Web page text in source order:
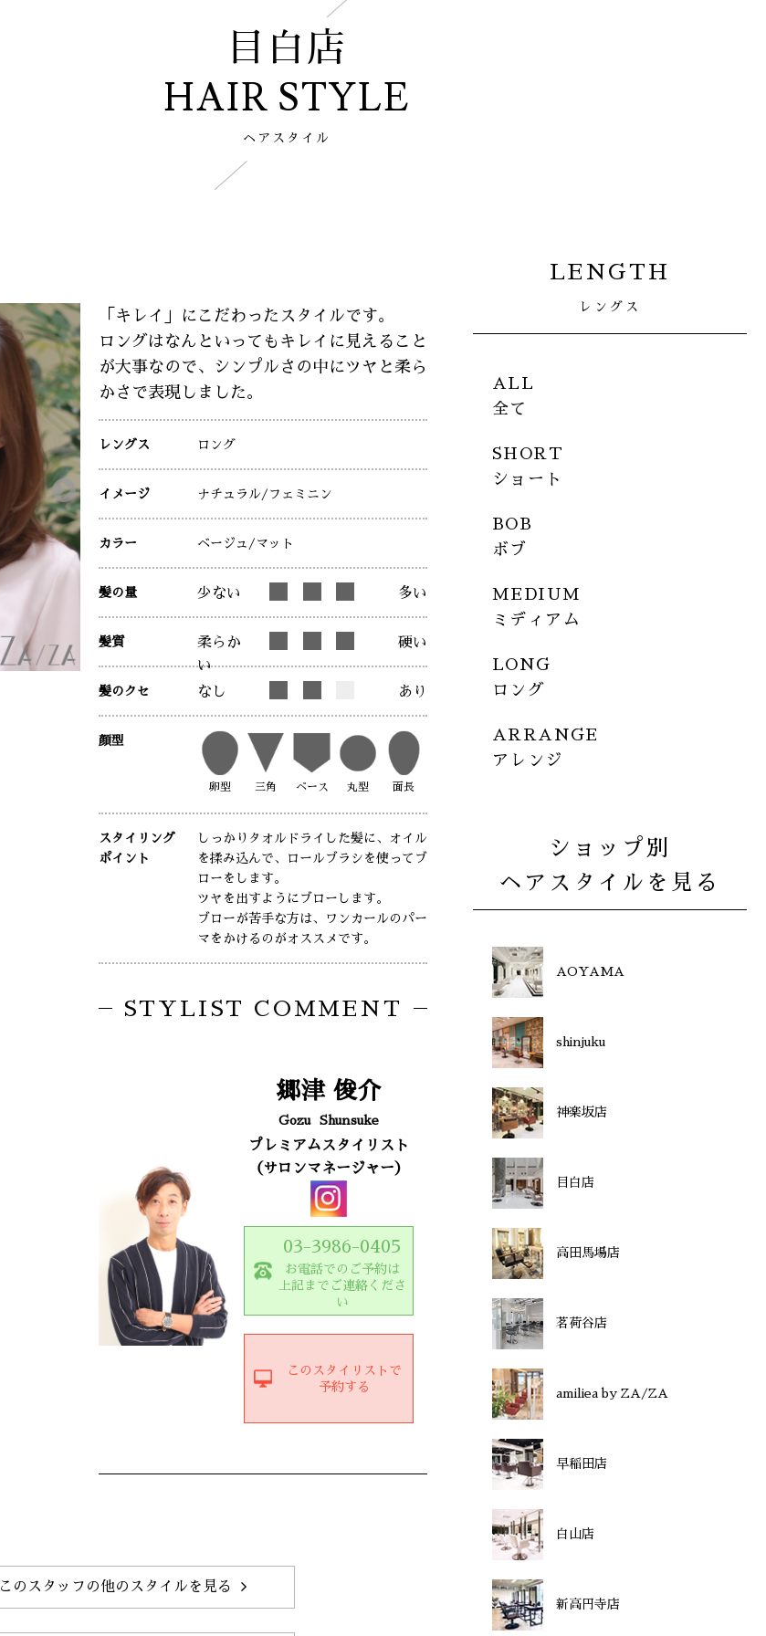
目白店
HAIR STYLE
ヘアスタイル
「キレイ」にこだわったスタイルです。
ロングはなんといってもキレイに見えること
が大事なので、シンプルさの中にツヤと柔ら
かさで表現しました。
レングス ロング
イメージ ナチュラル /フェミニン
カラー ベージュ /マット
髪の量 少ない 多い
髪質
柔らか
い
硬い
髪のクセ なし あり
顔型
卵型 三角 ベース 丸型 面長
スタイリング
ポイント
しっかりタオルドライした髪に、オイル
を揉み込んで、ロールブラシを使ってブ
ローをします。
ツヤを出すようにブローします。
ブローが苦手な方は、ワンカールのパー
マをかけるのがオススメです。
STYLIST COMMENT
郷津 俊介
Gozu Shunsuke
プレミアムスタイリスト
（サロンマネージャー）
03-3986-0405
お電話でのご予約は
上記までご連絡くださ
い
このスタイリストで
予約する
このスタッフの他のスタイルを見る
LENGTH
レングス
ALL
全て
SHORT
ショート
BOB
ボブ
MEDIUM
ミディアム
LONG
ロング
ARRANGE
アレンジ
ショップ別
ヘアスタイルを見る
AOYAMA
shinjuku
神楽坂店
目白店
高田馬場店
茗荷谷店
amiliea by ZA/ZA
早稲田店
白山店
新高円寺店